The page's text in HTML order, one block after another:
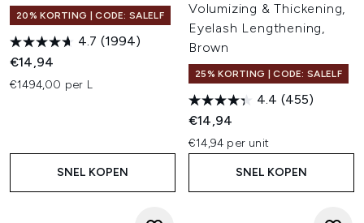
20% KORTING | CODE: SALELF
4.7 (1994)
€14,94
€1494,00 per L
SNEL KOPEN
Volumizing & Thickening,
Eyelash Lengthening,
Brown
25% KORTING | CODE: SALELF
4.4 (455)
€14,94
€14,94 per unit
SNEL KOPEN